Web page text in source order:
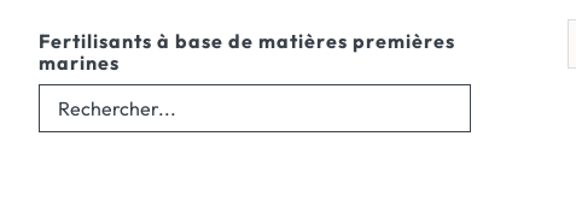
Fertilisants à base de matières premières
marines